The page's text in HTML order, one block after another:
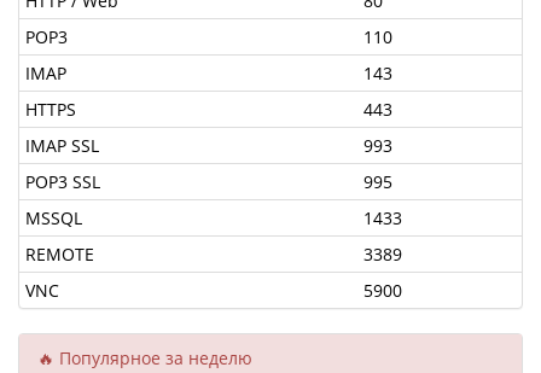
POP3
110
IMAP
143
HTTPS
443
IMAP SSL
993
POP3 SSL
995
MSSQL
1433
REMOTE
3389
VNC
5900
🔥 Популярное за неделю